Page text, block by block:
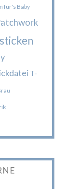
für's Baby
T-